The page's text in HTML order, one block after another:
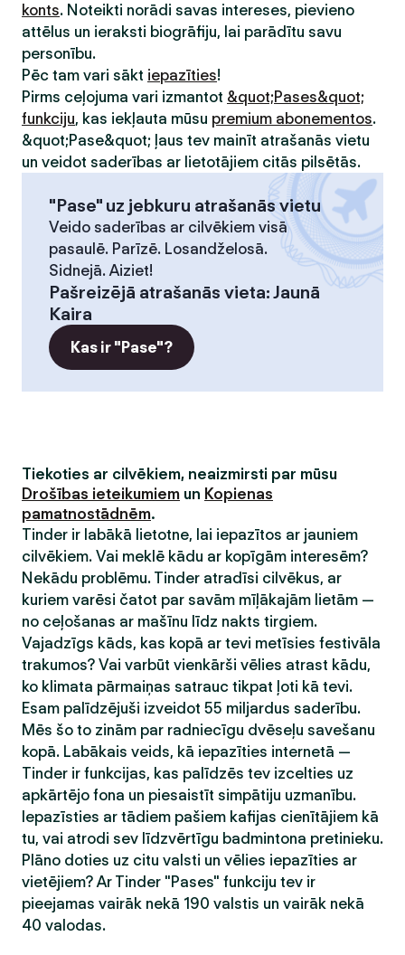
konts. Noteikti norādi savas intereses, pievieno
attēlus un ieraksti biogrāfiju, lai parādītu savu
personību.
Pēc tam vari sākt iepazīties!
Pirms ceļojuma vari izmantot &quot;Pases&quot;
funkciju, kas iekļauta mūsu premium abonementos.
&quot;Pase&quot; ļaus tev mainīt atrašanās vietu
un veidot saderības ar lietotājiem citās pilsētās.
"Pase" uz jebkuru atrašanās vietu
Veido saderības ar cilvēkiem visā
pasaulē. Parīzē. Losandželosā.
Sidnejā. Aiziet!
Pašreizējā atrašanās vieta:Jaunā
Kaira
Kas ir "Pase"?
Tiekoties ar cilvēkiem, neaizmirsti par mūsu
Drošības ieteikumiem un Kopienas
pamatnostādnēm.
Tinder ir labākā lietotne, lai iepazītos ar jauniem
cilvēkiem. Vai meklē kādu ar kopīgām interesēm?
Nekādu problēmu. Tinder atradīsi cilvēkus, ar
kuriem varēsi čatot par savām mīļākajām lietām —
no ceļošanas ar mašīnu līdz nakts tirgiem.
Vajadzīgs kāds, kas kopā ar tevi metīsies festivāla
trakumos? Vai varbūt vienkārši vēlies atrast kādu,
ko klimata pārmaiņas satrauc tikpat ļoti kā tevi.
Esam palīdzējuši izveidot 55 miljardus saderību.
Mēs šo to zinām par radniecīgu dvēseļu savešanu
kopā. Labākais veids, kā iepazīties internetā —
Tinder ir funkcijas, kas palīdzēs tev izcelties uz
apkārtējo fona un piesaistīt simpātiju uzmanību.
Iepazīsties ar tādiem pašiem kafijas cienītājiem kā
tu, vai atrodi sev līdzvērtīgu badmintona pretinieku.
Plāno doties uz citu valsti un vēlies iepazīties ar
vietējiem? Ar Tinder "Pases" funkciju tev ir
pieejamas vairāk nekā 190 valstis un vairāk nekā
40 valodas.